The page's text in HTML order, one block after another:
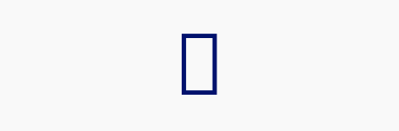
